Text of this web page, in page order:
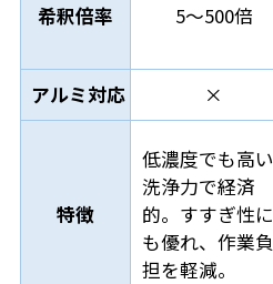
希釈倍率 5～500倍
アルミ対応 ×
特徴
低濃度でも高い
洗浄力で経済
的。すすぎ性に
も優れ、作業負
担を軽減。